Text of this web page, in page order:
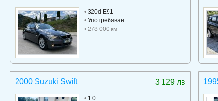
• 320d E91
• Употребяван
• 278 000 км
3 129 лв
2000 Suzuki Swift
• 1.0